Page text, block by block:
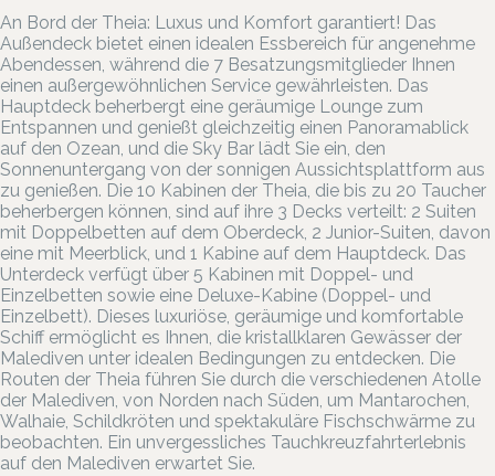
An Bord der Theia: Luxus und Komfort garantiert! Das
Außendeck bietet einen idealen Essbereich für angenehme
Abendessen, während die 7 Besatzungsmitglieder Ihnen
einen außergewöhnlichen Service gewährleisten. Das
Hauptdeck beherbergt eine geräumige Lounge zum
Entspannen und genießt gleichzeitig einen Panoramablick
auf den Ozean, und die Sky Bar lädt Sie ein, den
Sonnenuntergang von der sonnigen Aussichtsplattform aus
zu genießen. Die 10 Kabinen der Theia, die bis zu 20 Taucher
beherbergen können, sind auf ihre 3 Decks verteilt: 2 Suiten
mit Doppelbetten auf dem Oberdeck, 2 Junior-Suiten, davon
eine mit Meerblick, und 1 Kabine auf dem Hauptdeck. Das
Unterdeck verfügt über 5 Kabinen mit Doppel- und
Einzelbetten sowie eine Deluxe-Kabine (Doppel- und
Einzelbett). Dieses luxuriöse, geräumige und komfortable
Schiff ermöglicht es Ihnen, die kristallklaren Gewässer der
Malediven unter idealen Bedingungen zu entdecken. Die
Routen der Theia führen Sie durch die verschiedenen Atolle
der Malediven, von Norden nach Süden, um Mantarochen,
Walhaie, Schildkröten und spektakuläre Fischschwärme zu
beobachten. Ein unvergessliches Tauchkreuzfahrterlebnis
auf den Malediven erwartet Sie.